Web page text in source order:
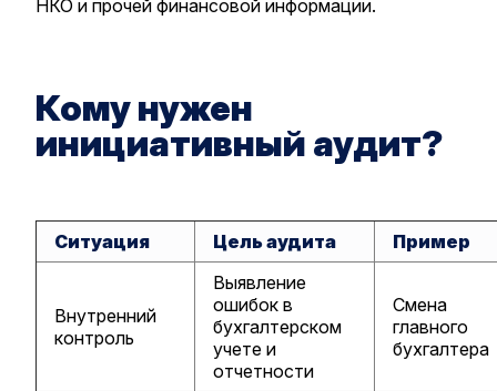
НКО и прочей финансовой информации.
Кому нужен
инициативный аудит?
Ситуация Цель аудита Пример
Внутренний
контроль
Выявление
ошибок в
бухгалтерском
учете и
отчетности
Смена
главного
бухгалтера